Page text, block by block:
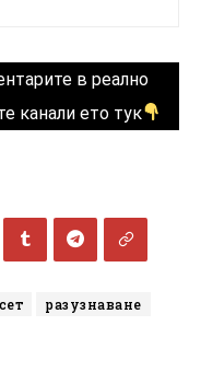
в реално
канали ето тук
разузнаване